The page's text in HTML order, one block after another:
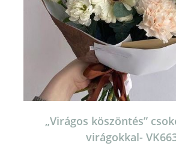
„Virágos köszöntés”
virágokkal-